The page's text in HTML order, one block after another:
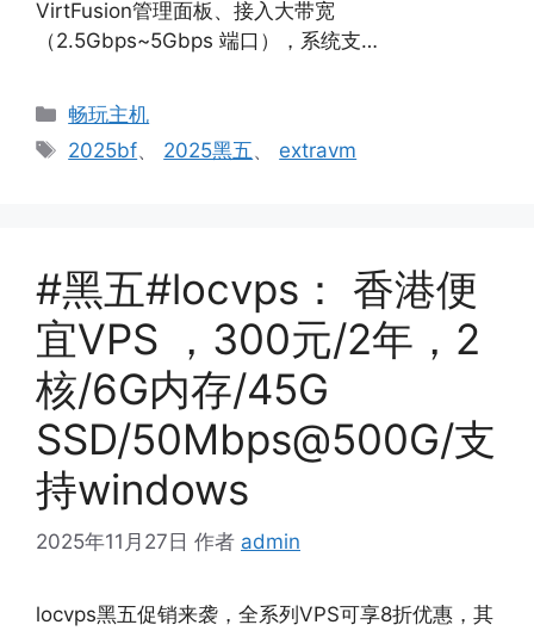
VirtFusion管理面板、接入大带宽
（2.5Gbps~5Gbps 端口），系统支…
分
类
畅玩主机
标
2025bf、 2025黑五、 extravm
#黑五#locvps： 香港便
宜VPS ，300元/2年，2
核/6G内存/45G
SSD/50Mbps@500G/支
持windows
2025年11月27日 作者 admin
locvps黑五促销来袭，全系列VPS可享8折优惠，其